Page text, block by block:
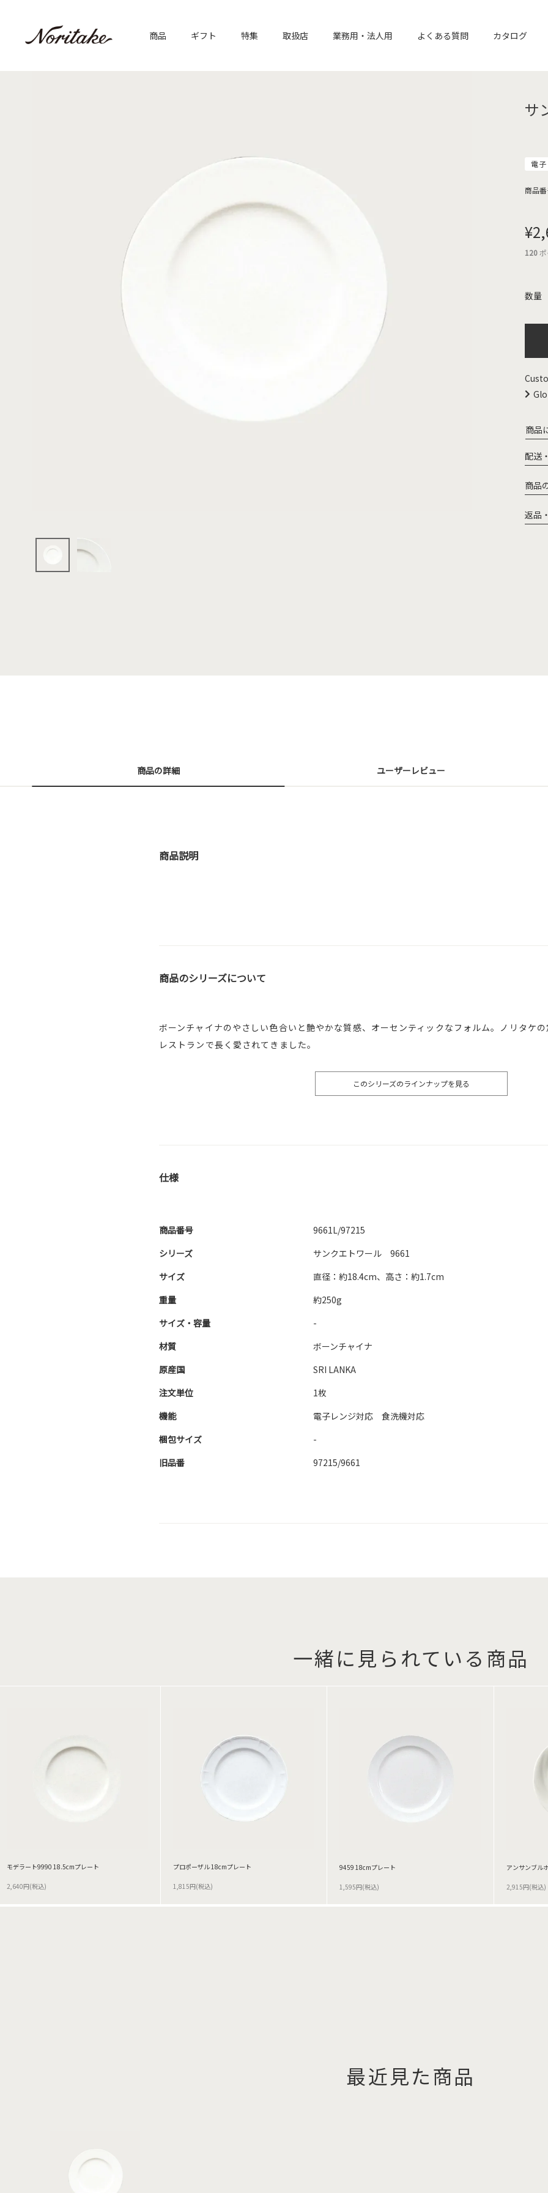
商品 ギフト 特集 取扱店 業務用・法人用 よくある質問 カタログ
サ
電
商品
¥
120
商品
配送
商品
返品
商品の詳細 ユーザーレビュー
商品説明
商品のシリーズについて
ボーンチャイナのやさしい色合いと艶やかな質感、オーセンティックなフォルム。ノリタケ
レストランで長く愛されてきました。
このシリーズのラインナップを見る
仕様
商品番号
9661L/97215
シリーズ
サンクエトワール 9661
サイズ
直径：約18.4cm、高さ：約1.7cm
重量
約250g
サイズ・容量
-
材質
ボーンチャイナ
原産国
SRI LANKA
注文単位
1枚
機能
電子レンジ対応 食洗機対応
梱包サイズ
-
旧品番
97215/9661
一緒に見られている商品
モデラート9990 18.5cmプレート
2,640円(税込)
プロポーザル 18cmプレート
1,815円(税込)
9459 18cmプレート
1,595円(税込)
アンサンブル
2,915円(税込)
最近見た商品